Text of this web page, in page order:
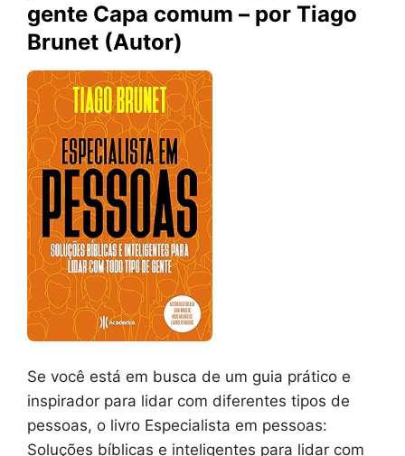
gente Capa comum – por Tiago
Brunet (Autor)
Se você está em busca de um guia prático e
inspirador para lidar com diferentes tipos de
pessoas, o livro Especialista em pessoas:
Soluções bíblicas e inteligentes para lidar com